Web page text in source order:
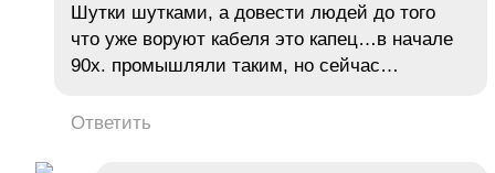
Шутки шутками, а довести людей до того
что уже воруют кабеля это капец…в начале
90х. промышляли таким, но сейчас…
Ответить